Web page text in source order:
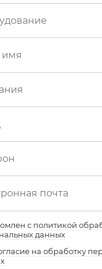
с политикой
данных
на обработку